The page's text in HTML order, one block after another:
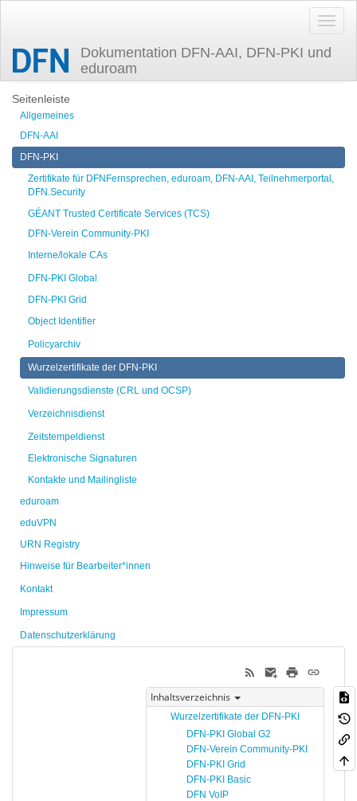
Dokumentation DFN-AAI, DFN-PKI und
eduroam
Zuletzt angesehen dfnpki_root_certs
Seitenleiste
Allgemeines
DFN-AAI
DFN-PKI
Zertifikate für DFNFernsprechen, eduroam, DFN-AAI, Teilnehmerportal,
DFN.Security
GÉANT Trusted Certificate Services (TCS)
DFN-Verein Community-PKI
Interne/lokale CAs
DFN-PKI Global
DFN-PKI Grid
Object Identifier
Policyarchiv
Wurzelzertifikate der DFN-PKI
Validierungsdienste (CRL und OCSP)
Verzeichnisdienst
Zeitstempeldienst
Elektronische Signaturen
Kontakte und Mailingliste
eduroam
eduVPN
URN Registry
Hinweise für Bearbeiter*innen
Kontakt
Impressum
Datenschutzerklärung
Inhaltsverzeichnis
Wurzelzertifikate der DFN-PKI
DFN-PKI Global G2
DFN-Verein Community-PKI
DFN-PKI Grid
DFN-PKI Basic
DFN VoIP